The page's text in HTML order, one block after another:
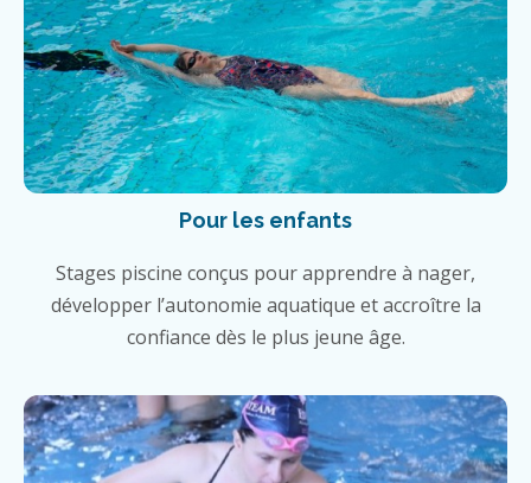
Pour les enfants
Stages piscine conçus pour apprendre à nager,
développer l’autonomie aquatique et accroître la
confiance dès le plus jeune âge.